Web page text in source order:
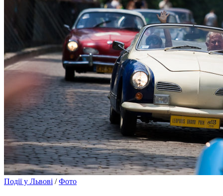
Події у Львові /Фото